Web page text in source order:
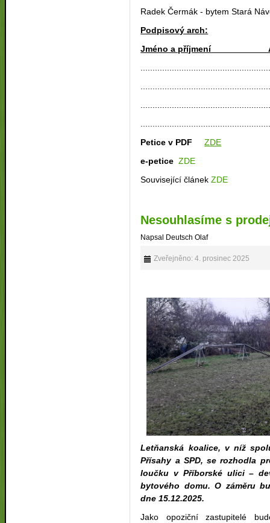
Radek Čermák - bytem Stará
Podpisový arch:
Jméno a příjmení
Petice v PDFZDE
e-petice ZDE
Související článek ZDE
Nesouhlasíme s
Napsal Deutsch Olaf
Zveřejněno: 4. prosinec 2025
Letňanská koalice, v níž
Přísahy a SPD, se rozhodla
loučku v Příborské ulici –
bytového domu. O záměru
dne 15.12.2025.
Jako opoziční zastupitelé